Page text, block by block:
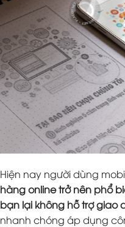
Hiện nay người dùng
hàng online trở nên phổ
bạn lại không hỗ trợ giao
nhanh chóng áp dụng